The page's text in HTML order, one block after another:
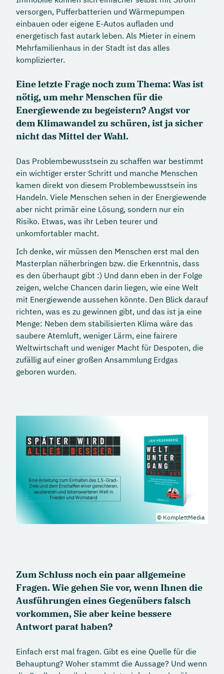
versorgen, Pufferbatterien und Wärmepumpen
einbauen oder eigene E-Autos aufladen und
energetisch fast autark leben. Als Mieter in einem
Mehrfamilienhaus in der Stadt ist das alles
komplizierter.
Eine letzte Frage noch zum Thema: Was ist
nötig, um mehr Menschen für die
Energiewende zu begeistern? Angst vor
dem Klimawandel zu schüren, ist ja sicher
nicht das Mittel der Wahl.
Das Problembewusstsein zu schaffen war bestimmt
ein wichtiger erster Schritt und manche Menschen
kamen direkt von diesem Problembewusstsein ins
Handeln. Viele Menschen sehen in der Energiewende
aber nicht primär eine Lösung, sondern nur ein
Risiko. Etwas, was ihr Leben teurer und
unkomfortabler macht.
Ich denke, wir müssen den Menschen erst mal den
Masterplan näherbringen bzw. die Erkenntnis, dass
es den überhaupt gibt :) Und dann eben in der Folge
zeigen, welche Chancen darin liegen, wie eine Welt
mit Energiewende aussehen könnte. Den Blick darauf
richten, was es zu gewinnen gibt, und das ist ja eine
Menge: Neben dem stabilisierten Klima wäre das
saubere Atemluft, weniger Lärm, eine fairere
Weltwirtschaft und weniger Macht für Despoten, die
zufällig auf einer großen Ansammlung Erdgas
geboren wurden.
© KomplettMedia
Zum Schluss noch ein paar allgemeine
Fragen. Wie gehen Sie vor, wenn Ihnen die
Ausführungen eines Gegenübers falsch
vorkommen, Sie aber keine bessere
Antwort parat haben?
Einfach erst mal fragen. Gibt es eine Quelle für die
Behauptung? Woher stammt die Aussage? Und wenn